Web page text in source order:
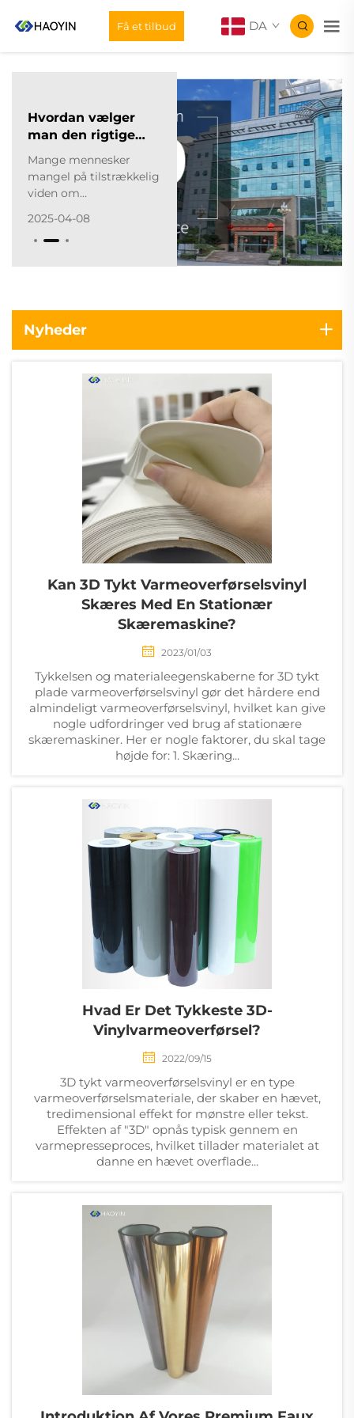
Få et tilbud DA
Hvordan vælger
man den rigtige
leverandør af
varmeoverførselsmaterialer?
Mange mennesker
mangel på tilstrækkelig
viden om
hvilket gør det svært at
købe egnete produkter.
købshåndbog for
varmetransportmaterialer.
Den første afgørende
2025-04-08
Nyheder
Kan 3D Tykt Varmeoverførselsvinyl
Skæres Med En Stationær
Skæremaskine?
2023/01/03
Tykkelsen og materialeegenskaberne for 3D tykt
plade varmeoverførselsvinyl gør det hårdere end
almindeligt varmeoverførselsvinyl, hvilket kan give
nogle udfordringer ved brug af stationære
skæremaskiner. Her er nogle faktorer, du skal tage
højde for: 1. Skæring...
Hvad Er Det Tykkeste 3D-
Vinylvarmeoverførsel?
2022/09/15
3D tykt varmeoverførselsvinyl er en type
varmeoverførselsmateriale, der skaber en hævet,
tredimensional effekt for mønstre eller tekst.
Effekten af "3D" opnås typisk gennem en
varmepresseproces, hvilket tillader materialet at
danne en hævet overflade...